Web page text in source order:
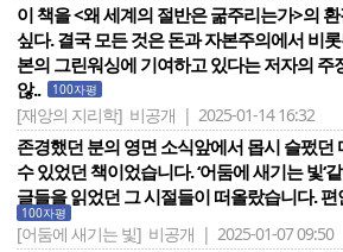
이 책을 <왜 세계의 절반은 굶주리는가>의
싶다. 결국 모든 것은 돈과 자본주의에서 비
본의 그린워싱에 기여하고 있다는 저자의 주
않..
100자평
[재앙의 지리학] 비공개 | 2025-01-14 16:32
존경했던 분의 영면 소식앞에서 몹시 슬펐던
수 있었던 책이었습니다. ‘어둠에 새기는 빛‘
글들을 읽었던 그 시절들이 떠올랐습니다.
100자평
[어둠에 새기는 빛] 비공개 | 2025-01-07 09:50